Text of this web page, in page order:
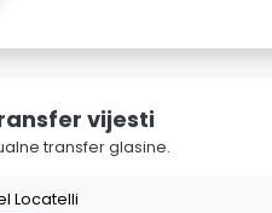
vijesti
transfer glasine.
Locatelli